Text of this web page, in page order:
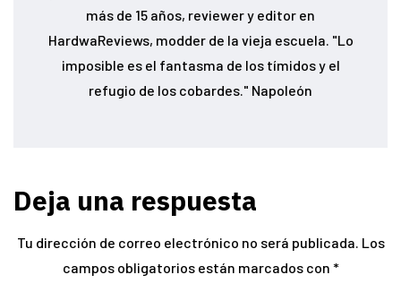
más de 15 años, reviewer y editor en
HardwaReviews, modder de la vieja escuela. "Lo
imposible es el fantasma de los tímidos y el
refugio de los cobardes." Napoleón
Deja una respuesta
Tu dirección de correo electrónico no será publicada. Los
campos obligatorios están marcados con *